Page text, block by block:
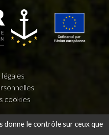
cookies
etla couleur du Zèbre
donne le contrôle sur ceux que